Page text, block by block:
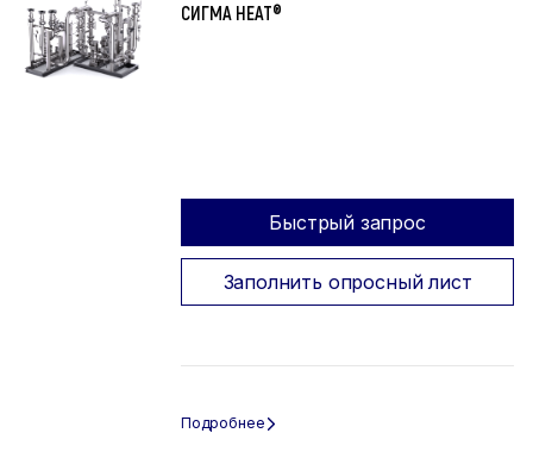
СИГМА HEAT®
Быстрый запрос
Заполнить опросный лист